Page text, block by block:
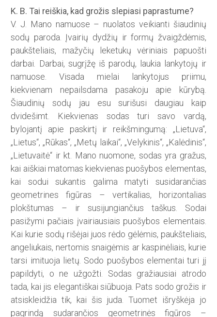
K. B. Tai reiškia, kad grožis slepiasi paprastume?
V. J. Mano namuose – nuolatos veikianti šiaudinių
sodų paroda. Įvairių dydžių ir formų žvaigždėmis,
paukšteliais, mažyčių leketukų vė­riniais papuošti
darbai. Darbai, sugrįžę iš parodų, laukia lankytojų ir
namuose. Visada mielai lankytojus priimu,
kiekvienam nepailsdama pasakoju apie kūrybą.
Šiaudinių sodų jau esu surišusi daugiau kaip
dvidešimt. Kiekvienas sodas turi savo vardą,
bylojantį apie paskirtį ir reikšmingumą: „Lietuva“,
„Lietus“, „Rūkas“, „Metų laikai“, „Velykinis“, „Kalėdinis“,
„Lietuvaitė“ ir kt. Mano nuomone, sodas yra gražus,
kai aiškiai matomas kiekvienas puošybos elementas,
kai sodui sukantis galima matyti susidarančias
geometrines figūras – vertikalias, horizontalias
plokštumas – ir susijungiančius taškus. Sodai
pasižymi pačiais įvairiausiais puošybos elementais.
Kai kurie sodų rišėjai juos rėdo gėlėmis, paukšteliais,
angeliukais, nertomis snaigėmis ar kaspinėliais, kurie
tarsi imituoja lietų. Sodo puošybos elementai turi jį
papildyti, o ne užgožti. Sodas gražiausiai atrodo
tada, kai jis elegantiškai siūbuoja. Pats sodo grožis ir
atsiskleidžia tik, kai šis juda. Tuomet išryškėja jo
pagrindą sudarančios geometrinės figūros –